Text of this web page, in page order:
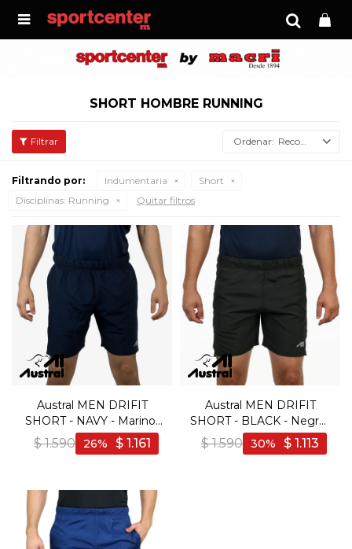

SHORT HOMBRE RUNNING
Recomendados
Filtrando por: Indumentaria
Short
Disciplinas: Running Quitar filtros
Austral MEN DRIFIT
SHORT - NAVY - Marino-
Azul
$ 1.590 $ 1.161
26
Austral MEN DRIFIT
SHORT - BLACK - Negro-
Negro
$ 1.590 $ 1.113
30